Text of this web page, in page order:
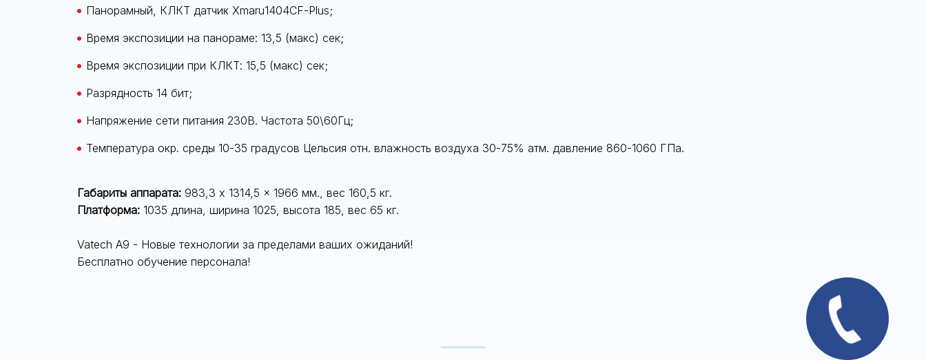
Панорамный, КЛКТ датчик Xmaru1404CF-Plus;
Время экспозиции на панораме: 13,5 (макс) сек;
Время экспозиции при КЛКТ: 15,5 (макс) сек;
Разрядность 14 бит;
Напряжение сети питания 230В. Частота 50\60Гц;
Температура окр. среды 10-35 градусов Цельсия отн. влажность воздуха 30-75% атм. давление 860-1060 ГПа.
Габариты аппарата: 983,3 x 1314,5 x 1966 мм., вес 160,5 кг.
Платформа: 1035 длина, ширина 1025, высота 185, вес 65 кг.
Vatech A9 - Новые технологии за пределами ваших ожиданий!
Бесплатно обучение персонала!